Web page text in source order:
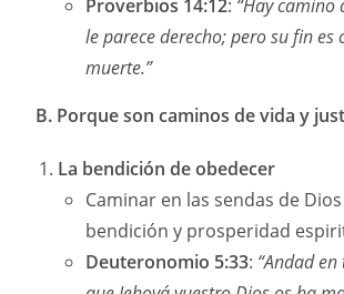
Proverbios 14:12: “Hay
le parece derecho; pero su fin es
muerte.”
B. Porque son caminos de vida y
La bendición de obedecer
Caminar en las sendas de
bendición y prosperidad
Deuteronomio 5:33: “Andad